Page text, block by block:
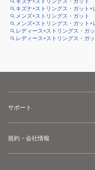
キズナ×ストリングス・ガット×
メンズ×ストリングス・ガット
メンズ×ストリングス・ガット×
レディース×ストリングス・ガ
レディース×ストリングス・ガ
サポート
規約・会社情報